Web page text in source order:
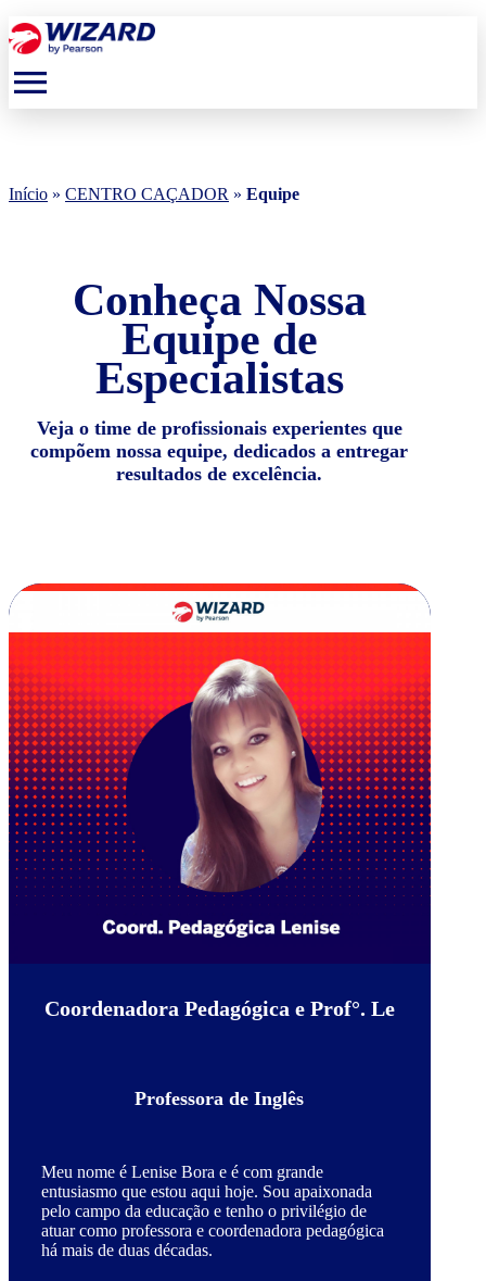
menu
Início » CENTRO CAÇADOR » Equipe
Conheça Nossa
Equipe de
Especialistas
Veja o time de profissionais experientes que
compõem nossa equipe, dedicados a entregar
resultados de excelência.
Coordenadora Pedagógica e Prof°. Le
Professora de Inglês
Meu nome é Lenise Bora e é com grande
entusiasmo que estou aqui hoje. Sou apaixonada
pelo campo da educação e tenho o privilégio de
atuar como professora e coordenadora pedagógica
há mais de duas décadas.